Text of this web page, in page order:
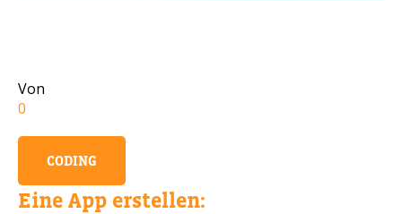
Von
0
CODING
Eine App erstellen: